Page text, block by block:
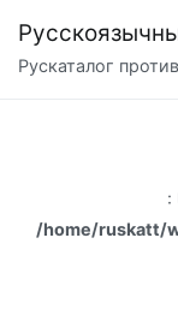
содержимому
Рускаталог
:
/home/ruskatt/